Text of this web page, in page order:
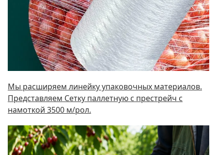
Мы расширяем линейку упаковочных материалов.
Представляем Сетку паллетную c престрейч с
намоткой 3500 м/рол.